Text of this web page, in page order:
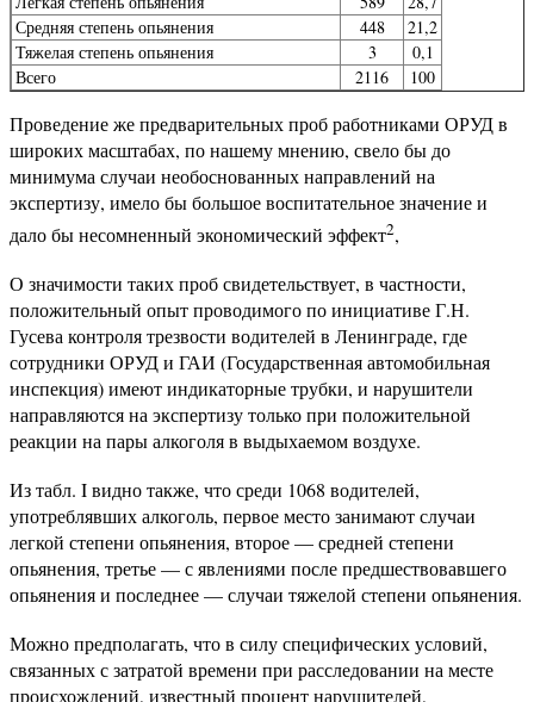
Средняя степень опьянения
448
21,2
Тяжелая степень опьянения
3
0,1
Всего
2116 100
Проведение же предварительных проб работниками ОРУД в
широких масштабах, по нашему мнению, свело бы до
минимума случаи необоснованных направлений на
экспертизу, имело бы большое воспитательное значение и
дало бы несомненный экономический эффект2,
О значимости таких проб свидетельствует, в частности,
положительный опыт проводимого по инициативе Г.Н.
Гусева контроля трезвости водителей в Ленинграде, где
сотрудники ОРУД и ГАИ (Государственная автомобильная
инспекция) имеют индикаторные трубки, и нарушители
направляются на экспертизу только при положительной
реакции на пары алкоголя в выдыхаемом воздухе.
Из табл. I видно также, что среди 1068 водителей,
употреблявших алкоголь, первое место занимают случаи
легкой степени опьянения, второе — средней степени
опьянения, третье — с явлениями после предшествовавшего
опьянения и последнее — случаи тяжелой степени опьянения.
Можно предполагать, что в силу специфических условий,
связанных с затратой времени при расследовании на месте
происхождений, известный процент нарушителей,